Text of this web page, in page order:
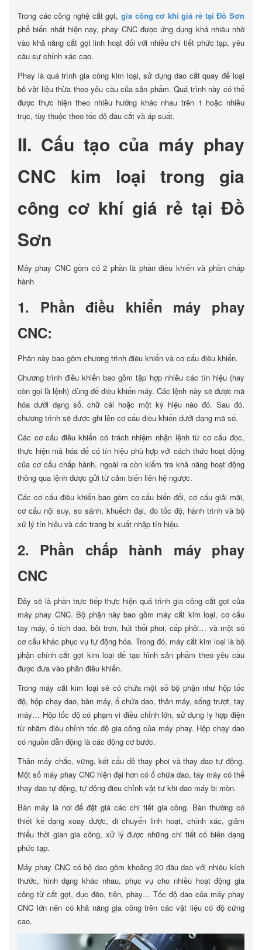
Trong các công nghệ cắt gọt, gia công cơ khí giá rẻ tại Đồ Sơn
phổ biến nhất hiện nay, phay CNC được ứng dụng khá nhiều nhờ
vào khả năng cắt gọt linh hoạt đối với nhiều chi tiết phức tạp, yêu
cầu sự chính xác cao.
Phay là quá trình gia công kim loại, sử dụng dao cắt quay để loại
bỏ vật liệu thừa theo yêu cầu của sản phẩm. Quá trình này có thể
được thực hiện theo nhiều hướng khác nhau trên 1 hoặc nhiều
trục, tùy thuộc theo tốc độ đầu cắt và áp suất.
II. Cấu tạo của máy phay
CNC kim loại trong gia
công cơ khí giá rẻ tại Đồ
Sơn
Máy phay CNC gồm có 2 phần là phần điều khiển và phần chấp
hành
1. Phần điều khiển máy phay
CNC:
Phần này bao gồm chương trình điều khiển và cơ cấu điều khiển.
Chương trình điều khiển bao gồm tập hợp nhiều các tín hiệu (hay
còn gọi là lệnh) dùng để điều khiển máy. Các lệnh này sẽ được mã
hóa dưới dạng số, chữ cái hoặc một ký hiệu nào đó. Sau đó,
chương trình sẽ được ghi lên cơ cấu điều khiển dưới dạng mã số.
Các cơ cấu điều khiển có trách nhiệm nhận lệnh từ cơ cấu đọc,
thực hiện mã hóa để có tín hiệu phù hợp với cách thức hoạt động
của cơ cấu chấp hành, ngoài ra còn kiểm tra khả năng hoạt động
thông qua lệnh được gửi từ cảm biến liên hệ ngược.
Các cơ cấu điều khiển bao gồm cơ cấu biến đổi, cơ cấu giải mãi,
cơ cấu nội suy, so sánh, khuếch đại, đo tốc độ, hành trình và bộ
xử lý tín hiệu và các trang bị xuất nhập tín hiệu.
2. Phần chấp hành máy phay
CNC
Đây sẽ là phần trực tiếp thực hiện quá trình gia công cắt gọt của
máy phay CNC. Bộ phận này bao gồm máy cắt kim loại, cơ cấu
tay máy, ổ tích dao, bôi trơn, hút thổi phoi, cấp phôi… và một số
cơ cấu khác phục vụ tự động hóa. Trong đó, máy cắt kim loại là bộ
phận chính cắt gọt kim loại để tạo hình sản phẩm theo yêu cầu
được đưa vào phần điều khiển.
Trong máy cắt kim loại sẽ có chứa một số bộ phận như hộp tốc
độ, hộp chạy dao, bàn máy, ổ chứa dao, thân máy, sống trượt, tay
máy… Hộp tốc độ có phạm vi điều chỉnh lớn, sử dụng ly hợp điện
từ nhằm điều chỉnh tốc độ gia công của máy phay. Hộp chạy dao
có nguồn dẫn động là các động cơ bước.
Thân máy chắc, vững, kết cấu dễ thay phoi và thay dao tự động.
Một số máy phay CNC hiện đại hơn có ổ chứa dao, tay máy có thể
thay dao tự động, tự động điều chỉnh vật tư khi dao máy bị mòn.
Bàn máy là nơi để đặt giá các chi tiết gia công. Bàn thường có
thiết kế dạng xoay được, di chuyển linh hoạt, chính xác, giảm
thiểu thời gian gia công, xử lý được những chi tiết có biên dạng
phức tạp.
Máy phay CNC có bộ dao gồm khoảng 20 đầu dao với nhiều kích
thước, hình dạng khác nhau, phục vụ cho nhiều hoạt động gia
công từ cắt gọt, đục đẽo, tiện, phay… Tốc độ dao của máy phay
CNC lớn nên có khả năng gia công trên các vật liệu có độ cứng
cao.